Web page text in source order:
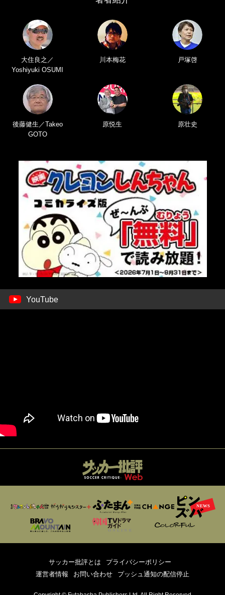
大住良之／
Yoshiyuki OSUMI
川本梅花 戸塚啓
後藤健生／Takeo
GOTO
原悦生 原壮史
YouTube
サッカー批評とは
プライバシーポリシー
運営者情報
お問い合わせ プッシュ通知の配信停止